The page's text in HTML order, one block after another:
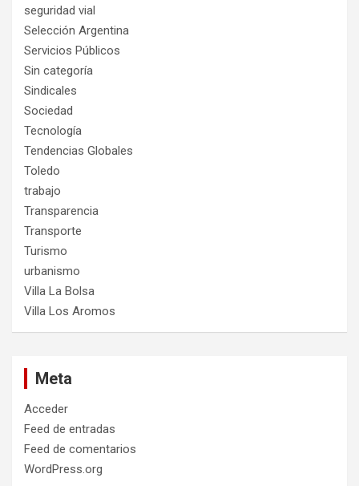
seguridad vial
Selección Argentina
Servicios Públicos
Sin categoría
Sindicales
Sociedad
Tecnología
Tendencias Globales
Toledo
trabajo
Transparencia
Transporte
Turismo
urbanismo
Villa La Bolsa
Villa Los Aromos
Meta
Acceder
Feed de entradas
Feed de comentarios
WordPress.org